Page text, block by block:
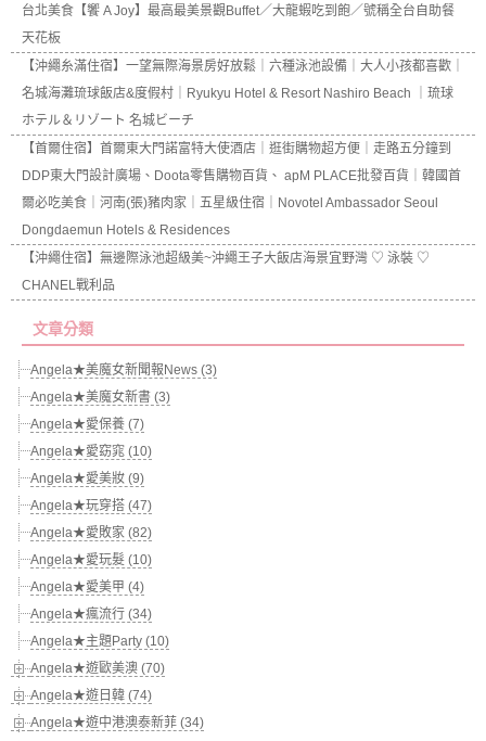
台北美食【饗 A Joy】最高最美景觀Buffet／大龍蝦吃到飽／號稱全台自助餐
天花板
【沖繩糸滿住宿】一望無際海景房好放鬆｜六種泳池設備｜大人小孩都喜歡｜
名城海灘琉球飯店&度假村｜Ryukyu Hotel & Resort Nashiro Beach ｜琉球
ホテル＆リゾート 名城ビーチ
【首爾住宿】首爾東大門諾富特大使酒店｜逛街購物超方便｜走路五分鐘到
DDP東大門設計廣場、Doota零售購物百貨、 apM PLACE批發百貨｜韓國首
爾必吃美食｜河南(張)豬肉家｜五星級住宿｜Novotel Ambassador Seoul
Dongdaemun Hotels & Residences
【沖繩住宿】無邊際泳池超級美~沖繩王子大飯店海景宜野灣 ♡ 泳裝 ♡
CHANEL戰利品
文章分類
Angela★美魔女新聞報News (3)
Angela★美魔女新書 (3)
Angela★愛保養 (7)
Angela★愛窈窕 (10)
Angela★愛美妝 (9)
Angela★玩穿搭 (47)
Angela★愛敗家 (82)
Angela★愛玩髮 (10)
Angela★愛美甲 (4)
Angela★瘋流行 (34)
Angela★主題Party (10)
Angela★遊歐美澳 (70)
Angela★遊日韓 (74)
Angela★遊中港澳泰新菲 (34)